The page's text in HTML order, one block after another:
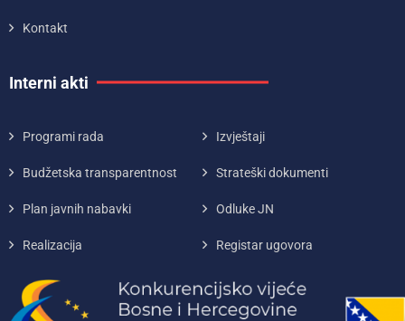
Kontakt
Interni akti
Programi rada Izvještaji
Budžetska transparentnost Strateški dokumenti
Plan javnih nabavki Odluke JN
Realizacija Registar ugovora